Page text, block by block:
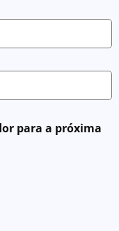
para a próxima